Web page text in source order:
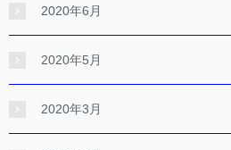
2020年6月
2020年5月
2020年3月